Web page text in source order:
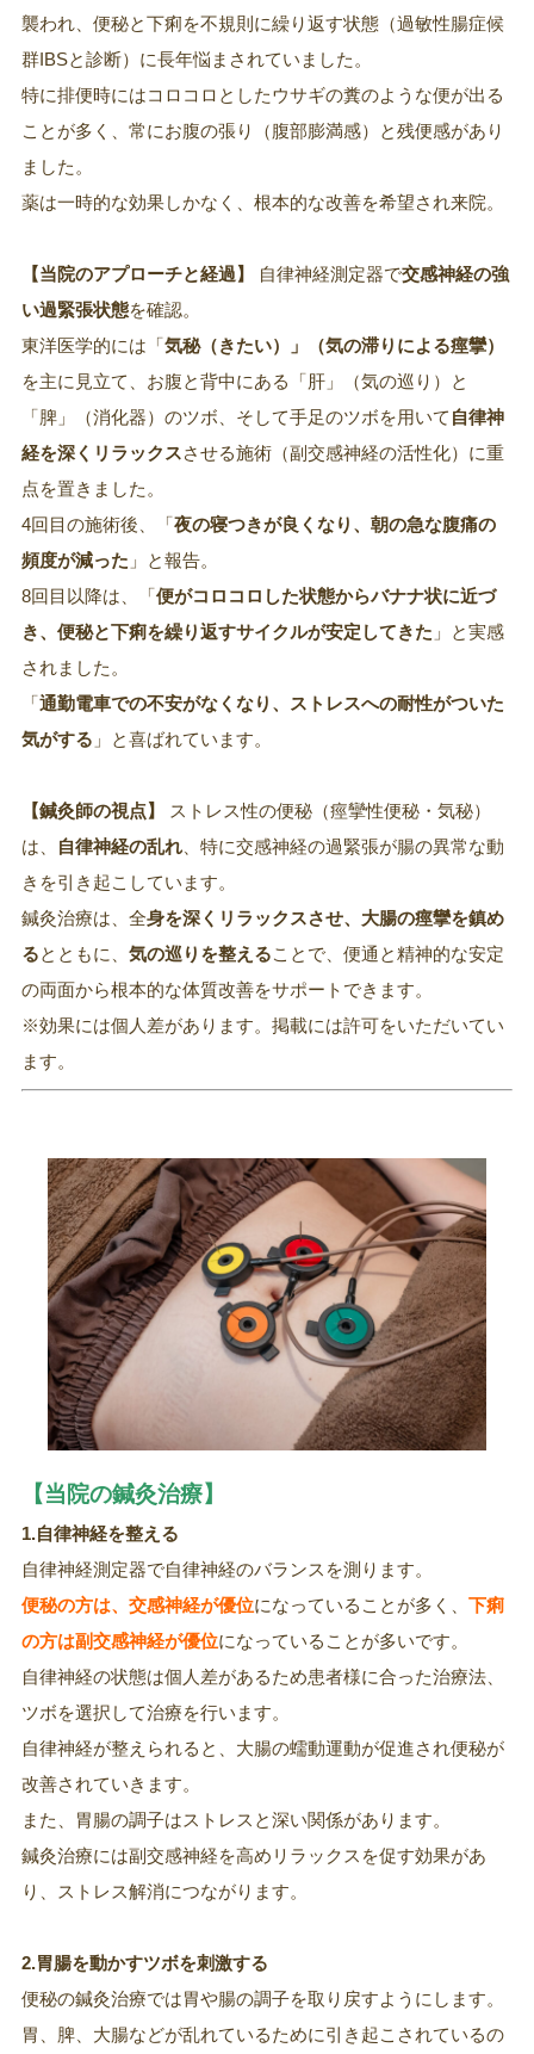
襲われ、便秘と下痢を不規則に繰り返す状態（過敏性腸症候
群IBSと診断）に長年悩まされていました。
特に排便時にはコロコロとしたウサギの糞のような便が出る
ことが多く、常にお腹の張り（腹部膨満感）と残便感があり
ました。
薬は一時的な効果しかなく、根本的な改善を希望され来院。
【当院のアプローチと経過】 自律神経測定器で交感神経の強
い過緊張状態を確認。
東洋医学的には「気秘（きたい）」（気の滞りによる痙攣）
を主に見立て、お腹と背中にある「肝」（気の巡り）と
「脾」（消化器）のツボ、そして手足のツボを用いて 自律神
経を深くリラックスさせる施術（副交感神経の活性化）に重
点を置きました。
4回目の施術後、「夜の寝つきが良くなり、朝の急な腹痛の
頻度が減った 」と報告。
8回目以降は、「便がコロコロした状態からバナナ状に近づ
き、便秘と下痢を繰り返すサイクルが安定してきた 」と実感
されました。
「通勤電車での不安がなくなり、ストレスへの耐性がついた
気がする 」と喜ばれています。
【鍼灸師の視点】
ストレス性の便秘（痙攣性便秘・気秘）
は、
自律神経の乱れ 、特に交感神経の過緊張が腸の異常な動
きを引き起こしています。
鍼灸治療は、全身を深くリラックスさせ、大腸の痙攣を鎮め
るとともに、 気の巡りを整えることで、便通と精神的な安定
の両面から根本的な体質改善をサポートできます。
※効果には個人差があります。掲載には許可をいただいてい
ます。
【当院の鍼灸治療】
1.自律神経を整える
自律神経測定器で自律神経のバランスを測ります。
便秘の方は、交感神経が優位になっていることが多く、 下痢
の方は副交感神経が優位になっていることが多いです。
自律神経の状態は個人差があるため患者様に合った治療法、
ツボを選択して治療を行います。
自律神経が整えられると、大腸の蠕動運動が促進され便秘が
改善されていきます。
また、胃腸の調子はストレスと深い関係があります。
鍼灸治療には副交感神経を高めリラックスを促す効果があ
り、ストレス解消につながります。
2.胃腸を動かすツボを刺激する
便秘の鍼灸治療では胃や腸の調子を取り戻すようにします。
胃、脾、大腸などが乱れているために引き起こされているの